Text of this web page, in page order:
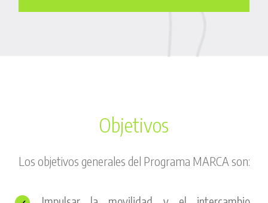
Objetivos
Los objetivos generales del Programa MARCA son: